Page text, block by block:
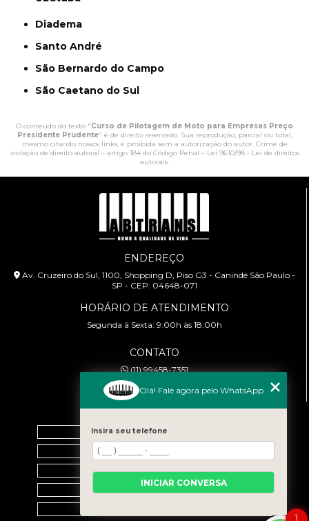
Diadema
Santo André
São Bernardo do Campo
São Caetano do Sul
O conteúdo do texto "Curso de Pilotagem de Moto para Empresas Preço
Presidente Prudente" é de direito reservado. Sua reprodução, parcial ou total,
mesmo citando nossos links, é proibida sem a autorização do autor. Crime de
violação de direito autoral – artigo 184 do Código Penal – Lei 9610/98 - Lei de direitos
autorais
ENDEREÇO
Av. Cruzeiro do Sul, 1100, Shopping D, Piso G3 - Canindé São Paulo -
SP - CEP: 04648-071
HORÁRIO DE ATENDIMENTO
Segunda à Sexta: 9:00h às 18:00h
CONTATO
(11) 99458-7351
cursoabtrans@gmail.com
Home
Empresa
Galeria
Contato
1
Olá! Fale agora pelo WhatsApp
Insira seu telefone
INICIAR CONVERSA